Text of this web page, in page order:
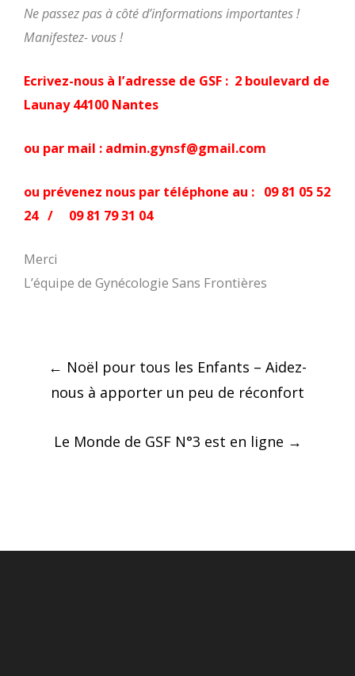
Ne passez pas à côté d’informations importantes !
Manifestez- vous !
Ecrivez-nous à l’adresse de GSF : 2 boulevard de
Launay 44100 Nantes
ou par mail : admin.gynsf@gmail.com
ou prévenez nous par téléphone au : 09 81 05 52
24 / 09 81 79 31 04
Merci
L’équipe de Gynécologie Sans Frontières
Post
navigation
← Noël pour tous les Enfants – Aidez-
nous à apporter un peu de réconfort
Le Monde de GSF N°3 est en ligne →